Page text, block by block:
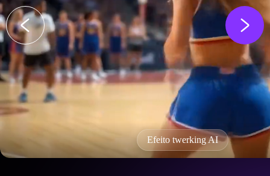
Efeito twerking AI